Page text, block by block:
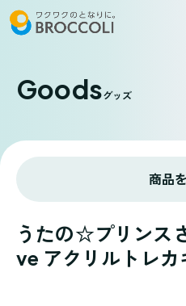
Goodsグッズ
商品
うたの☆プリンス
ve アクリルトレカ